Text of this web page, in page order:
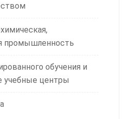
промышленность
обучения и
учебные центры